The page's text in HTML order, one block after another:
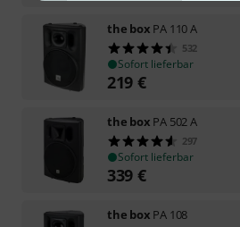
the box PA 110 A
532
Sofort lieferbar
219 €
the box PA 502 A
297
Sofort lieferbar
339 €
the box PA 108